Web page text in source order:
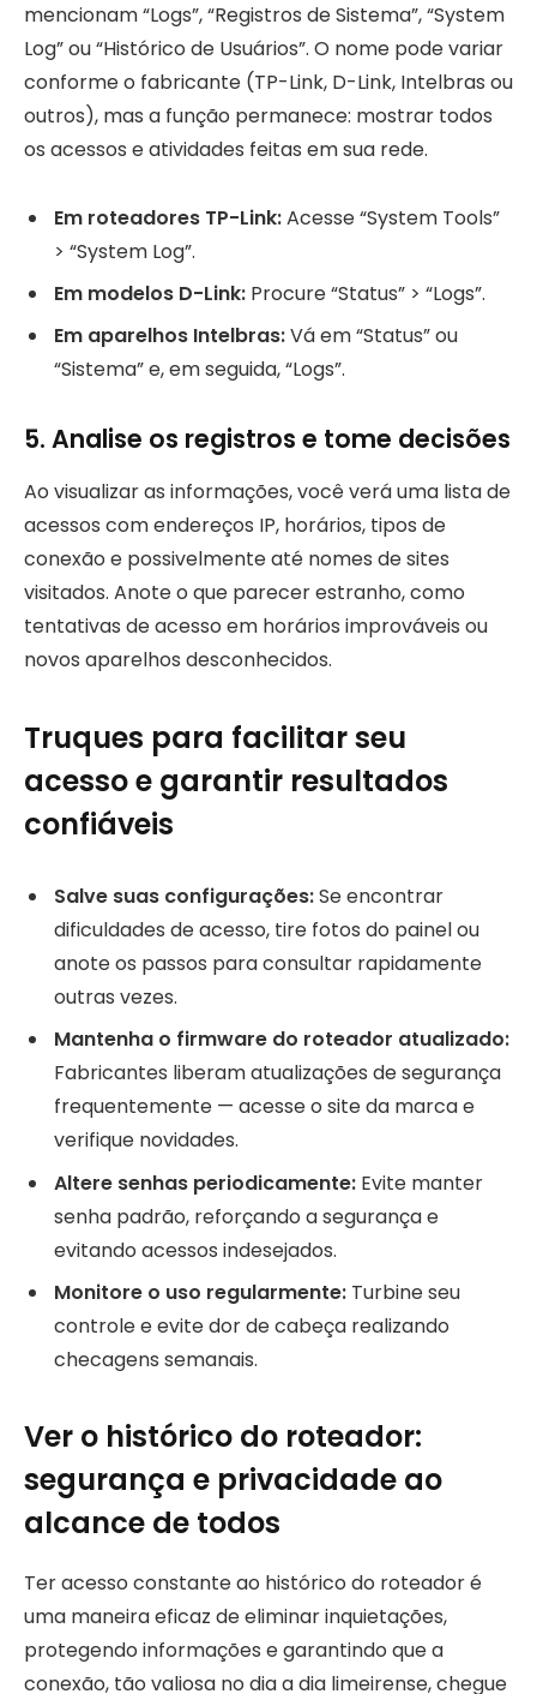
mencionam “Logs”, “Registros de Sistema”, “System
Log” ou “Histórico de Usuários”. O nome pode variar
conforme o fabricante (TP-Link, D-Link, Intelbras ou
outros), mas a função permanece: mostrar todos
os acessos e atividades feitas em sua rede.
Em roteadores TP-Link:Acesse “System Tools”
> “System Log”.
Em modelos D-Link: Procure “Status” > “Logs”.
Em aparelhos Intelbras:Vá em “Status” ou
“Sistema” e, em seguida, “Logs”.
5. Analise os registros e tome decisões
Ao visualizar as informações, você verá uma lista de
acessos com endereços IP, horários, tipos de
conexão e possivelmente até nomes de sites
visitados. Anote o que parecer estranho, como
tentativas de acesso em horários improváveis ou
novos aparelhos desconhecidos.
Truques para facilitar seu
acesso e garantir resultados
confiáveis
Salve suas configurações:Se encontrar
dificuldades de acesso, tire fotos do painel ou
anote os passos para consultar rapidamente
outras vezes.
Mantenha o firmware do roteador atualizado:
Fabricantes liberam atualizações de segurança
frequentemente — acesse o site da marca e
verifique novidades.
Altere senhas periodicamente: Evite manter
senha padrão, reforçando a segurança e
evitando acessos indesejados.
Monitore o uso regularmente: Turbine seu
controle e evite dor de cabeça realizando
checagens semanais.
Ver o histórico do roteador:
segurança e privacidade ao
alcance de todos
Ter acesso constante ao histórico do roteador é
uma maneira eficaz de eliminar inquietações,
protegendo informações e garantindo que a
conexão, tão valiosa no dia a dia limeirense, chegue